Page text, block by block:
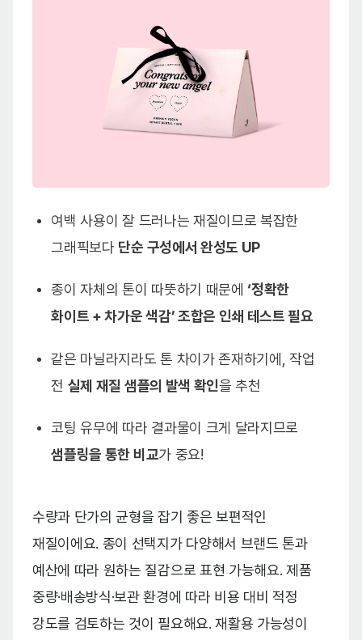
여백 사용이 잘 드러나는 재질이므로 복잡한
그래픽보다 단순 구성에서 완성도 UP
종이 자체의 톤이 따뜻하기 때문에 ‘정확한
화이트 + 차가운 색감’ 조합은 인쇄 테스트 필요
같은 마닐라지라도 톤 차이가 존재하기에, 작업
전 실제 재질 샘플의 발색 확인을 추천
코팅 유무에 따라 결과물이 크게 달라지므로
샘플링을 통한 비교가 중요!
수량과 단가의 균형을 잡기 좋은 보편적인
재질이에요. 종이 선택지가 다양해서 브랜드 톤과
예산에 따라 원하는 질감으로 표현 가능해요. 제품
중량·배송방식·보관 환경에 따라 비용 대비 적정
강도를 검토하는 것이 필요해요. 재활용 가능성이